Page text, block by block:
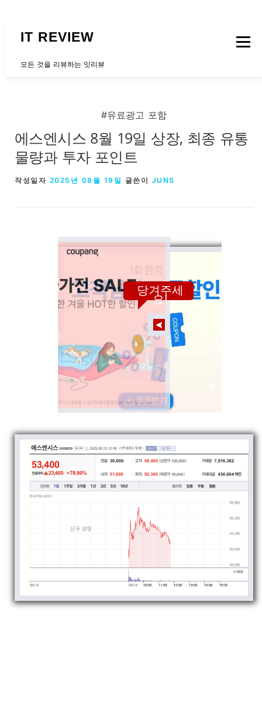
IT REVIEW
모든 것을 리뷰하는 잇리뷰
메뉴
#유료광고 포함
에스엔시스 8월 19일 상장, 최종 유통
물량과 투자 포인트
작성일자 2025년 08월 19일 글쓴이 JUNS
당겨주세
요!